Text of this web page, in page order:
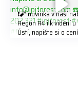
❗️🧨 novinka v naší
Regon R4 ℹ️ k vidění
Ústí, napište si o